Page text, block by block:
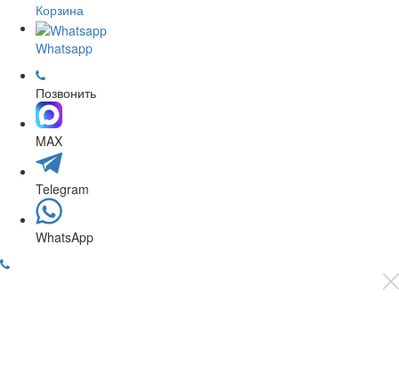
Корзина
Whatsapp
Позвонить
MAX
Telegram
WhatsApp